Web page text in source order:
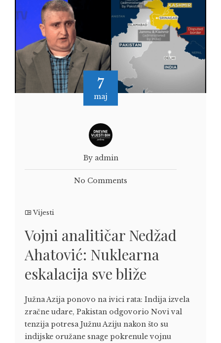
7
maj
By admin
No Comments
Vijesti
Vojni analitičar Nedžad
Ahatović: Nuklearna
eskalacija sve bliže
Južna Azija ponovo na ivici rata: Indija izvela
zračne udare, Pakistan odgovorio Novi val
tenzija potresa Južnu Aziju nakon što su
indijske oružane snage pokrenule vojnu